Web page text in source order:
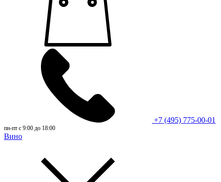
+7 (495) 775-00-01
пн-пт с 9:00 до 18:00
Вино